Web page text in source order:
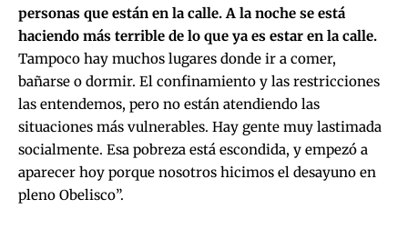
personas que están en la calle. A la noche se está
haciendo más terrible de lo que ya es estar en la calle.
Tampoco hay muchos lugares donde ir a comer,
bañarse o dormir. El confinamiento y las restricciones
las entendemos, pero no están atendiendo las
situaciones más vulnerables. Hay gente muy lastimada
socialmente. Esa pobreza está escondida, y empezó a
aparecer hoy porque nosotros hicimos el desayuno en
pleno Obelisco”.